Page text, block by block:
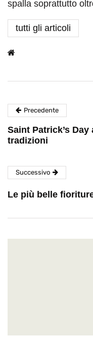
spalla soprattutto
tutti gli articoli
Precedente
Saint Patrick’s
tradizioni
Successivo
Le più belle